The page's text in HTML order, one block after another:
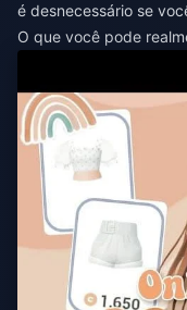
é desnecessário se
O que você pode